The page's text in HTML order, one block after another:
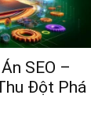
SEO –
Đột Phá